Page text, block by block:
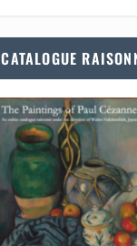
CATALOGUE